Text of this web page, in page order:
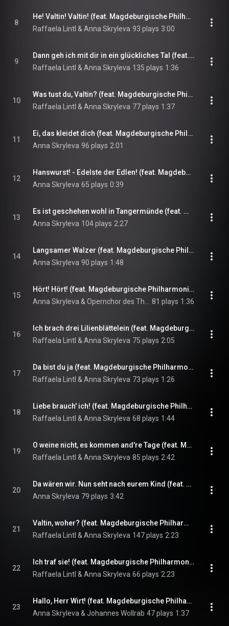
8
He! Valtin! Valtin! (feat. Magdeburgische Philharmonie & Zoltan Nyari)
Raffaela Lintl & Anna Skryleva 93 plays 3:00
9
Dann geh ich mit dir in ein glückliches Tal (feat. Magdeburgische Philharmonie & Zoltan Nyari)
Raffaela Lintl & Anna Skryleva 135 plays 1:36
10
Was tust du, Valtin? (feat. Magdeburgische Philharmonie & Kristi Anna Isene)
Raffaela Lintl & Anna Skryleva 77 plays 1:37
11
Ei, das kleidet dich (feat. Magdeburgische Philharmonie, Jadwiga Postrożna, Kristi Anna Isene & Opernchor des Theaters Magdeburg)
Anna Skryleva 96 plays 2:01
12
Hanswurst! - Edelste der Edlen! (feat. Magdeburgische Philharmonie, Opernchor des Theaters Magdeburg & Benjamin Lee)
Anna Skryleva 65 plays 0:39
13
Es ist geschehen wohl in Tangermünde (feat. Magdeburgische Philharmonie, Benjamin Lee & Opernchor des Theaters Magdeburg)
Anna Skryleva 104 plays 2:27
14
Langsamer Walzer (feat. Magdeburgische Philharmonie)
Anna Skryleva 90 plays 1:48
15
Hört! Hört! (feat. Magdeburgische Philharmonie)
81 plays 1:36
16
Ich brach drei Lilienblättelein (feat. Magdeburgische Philharmonie & Zoltan Nyari)
Raffaela Lintl & Anna Skryleva 75 plays 2:05
17
Da bist du ja (feat. Magdeburgische Philharmonie & Zoltan Nyari)
Raffaela Lintl & Anna Skryleva 73 plays 1:26
18
Liebe brauch' ich! (feat. Magdeburgische Philharmonie & Zoltan Nyari)
Raffaela Lintl & Anna Skryleva 68 plays 1:44
19
O weine nicht, es kommen and're Tage (feat. Magdeburgische Philharmonie & Zoltan Nyari)
Raffaela Lintl & Anna Skryleva 85 plays 2:42
20
Da wären wir. Nun seht nach eurem Kind (feat. Magdeburgische Philharmonie, Paul Sketris, Marko Pantelić & Kristi Anna Isene)
Anna Skryleva 79 plays 3:42
21
Valtin, woher? (feat. Magdeburgische Philharmonie & Kristi Anna Isene)
Raffaela Lintl & Anna Skryleva 147 plays 2:23
22
Ich traf sie! (feat. Magdeburgische Philharmonie & Zoltan Nyari)
Raffaela Lintl & Anna Skryleva 66 plays 2:23
23
Hallo, Herr Wirt! (feat. Magdeburgische Philharmonie & Opernchor des Theaters Magdeburg)
Anna Skryleva & Johannes Wollrab 47 plays 1:37